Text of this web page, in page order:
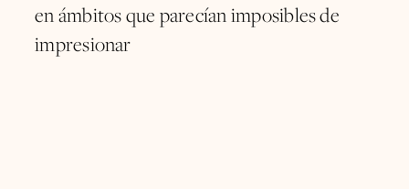
en ámbitos que parecían imposibles de
impresionar